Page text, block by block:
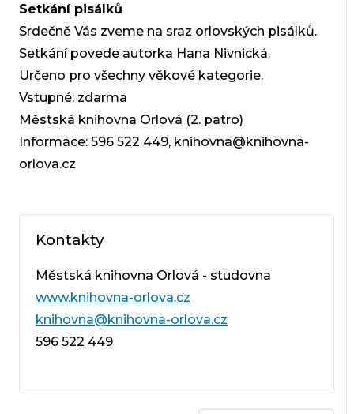
Setkání pisálků
Srdečně Vás zveme na sraz orlovských pisálků.
Setkání povede autorka Hana Nivnická.
Určeno pro všechny věkové kategorie.
Vstupné: zdarma
Městská knihovna Orlová (2. patro)
Informace: 596 522 449, knihovna@knihovna-
orlova.cz
Kontakty
Městská knihovna Orlová - studovna
www.knihovna-orlova.cz
knihovna@knihovna-orlova.cz
596 522 449